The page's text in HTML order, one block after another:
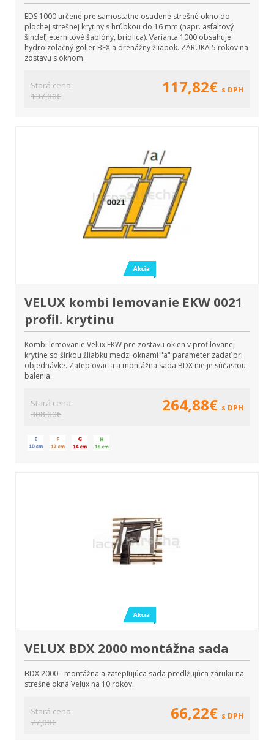
EDS 1000 určené pre samostatne osadené strešné okno do
plochej strešnej krytiny s hrúbkou do 16 mm (napr. asfaltový
šindeľ, eternitové šablóny, bridlica). Varianta 1000 obsahuje
hydroizolačný golier BFX a drenážny žliabok. ZÁRUKA 5 rokov na
zostavu s oknom.
Stará cena:
137,00€
117,82€ s DPH
VELUX kombi lemovanie EKW 0021
profil. krytinu
Kombi lemovanie Velux EKW pre zostavu okien v profilovanej
krytine so šírkou žliabku medzi oknami "a" parameter zadať pri
objednávke. Zatepľovacia a montážna sada BDX nie je súčasťou
balenia.
Stará cena:
308,00€
264,88€ s DPH
VELUX BDX 2000 montážna sada
BDX 2000 - montážna a zatepľujúca sada predlžujúca záruku na
strešné okná Velux na 10 rokov.
Stará cena:
77,00€
66,22€ s DPH